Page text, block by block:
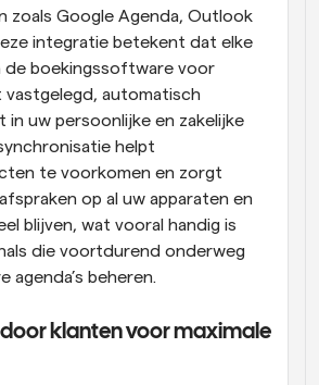
zoals Google Agenda, Outlook
integratie betekent dat elke
de boekingssoftware voor
vastgelegd, automatisch
in uw persoonlijke en zakelijke
synchronisatie helpt
te voorkomen en zorgt
op al uw apparaten en
blijven, wat vooral handig is
die voortdurend onderweg
agenda’s beheren.
klanten voor maximale